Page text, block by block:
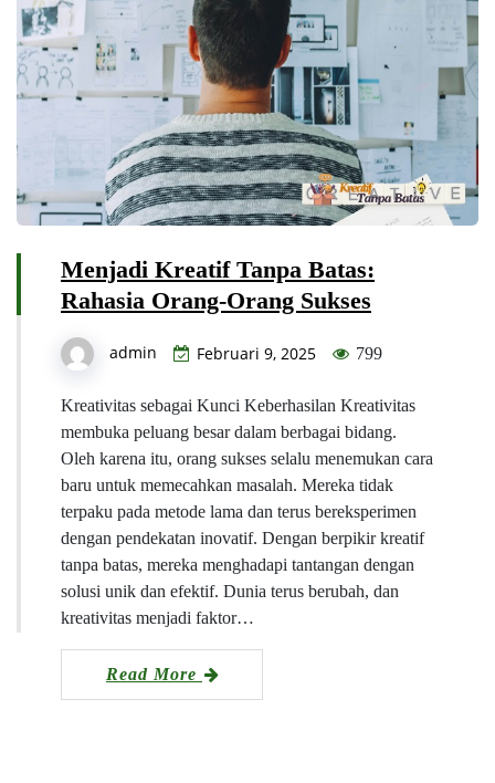
Menjadi Kreatif Tanpa Batas:
Rahasia Orang-Orang Sukses
admin Februari 9, 2025 799
Kreativitas sebagai Kunci Keberhasilan Kreativitas
membuka peluang besar dalam berbagai bidang.
Oleh karena itu, orang sukses selalu menemukan cara
baru untuk memecahkan masalah. Mereka tidak
terpaku pada metode lama dan terus bereksperimen
dengan pendekatan inovatif. Dengan berpikir kreatif
tanpa batas, mereka menghadapi tantangan dengan
solusi unik dan efektif. Dunia terus berubah, dan
kreativitas menjadi faktor…
Read More